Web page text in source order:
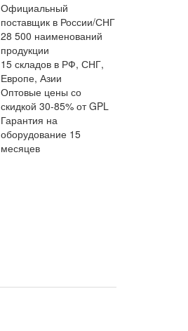
Официальный
поставщик в России/СНГ
28 500 наименований
продукции
15 складов в РФ, СНГ,
Европе, Азии
Оптовые цены со
скидкой 30-85% от GPL
Гарантия на
оборудование 15
месяцев